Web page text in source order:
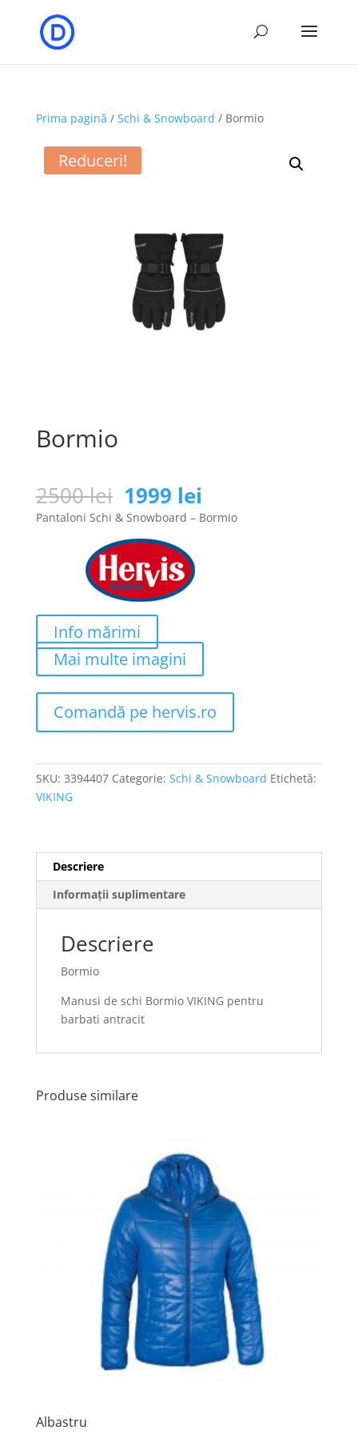
Prima pagină / Schi & Snowboard / Bormio
Reduceri!
Bormio
2500lei Prețul
inițial
a
fost:
2500 lei.
1999 lei
curent
este:
Pantaloni Schi & Snowboard – Bormio
Info mărimi
Mai multe imagini
Comandă pe hervis.ro
SKU: 3394407 Categorie: Schi & Snowboard Etichetă:
VIKING
Descriere
Informații suplimentare
Descriere
Bormio
Manusi de schi Bormio VIKING pentru
barbati antracit
Produse similare
Albastru